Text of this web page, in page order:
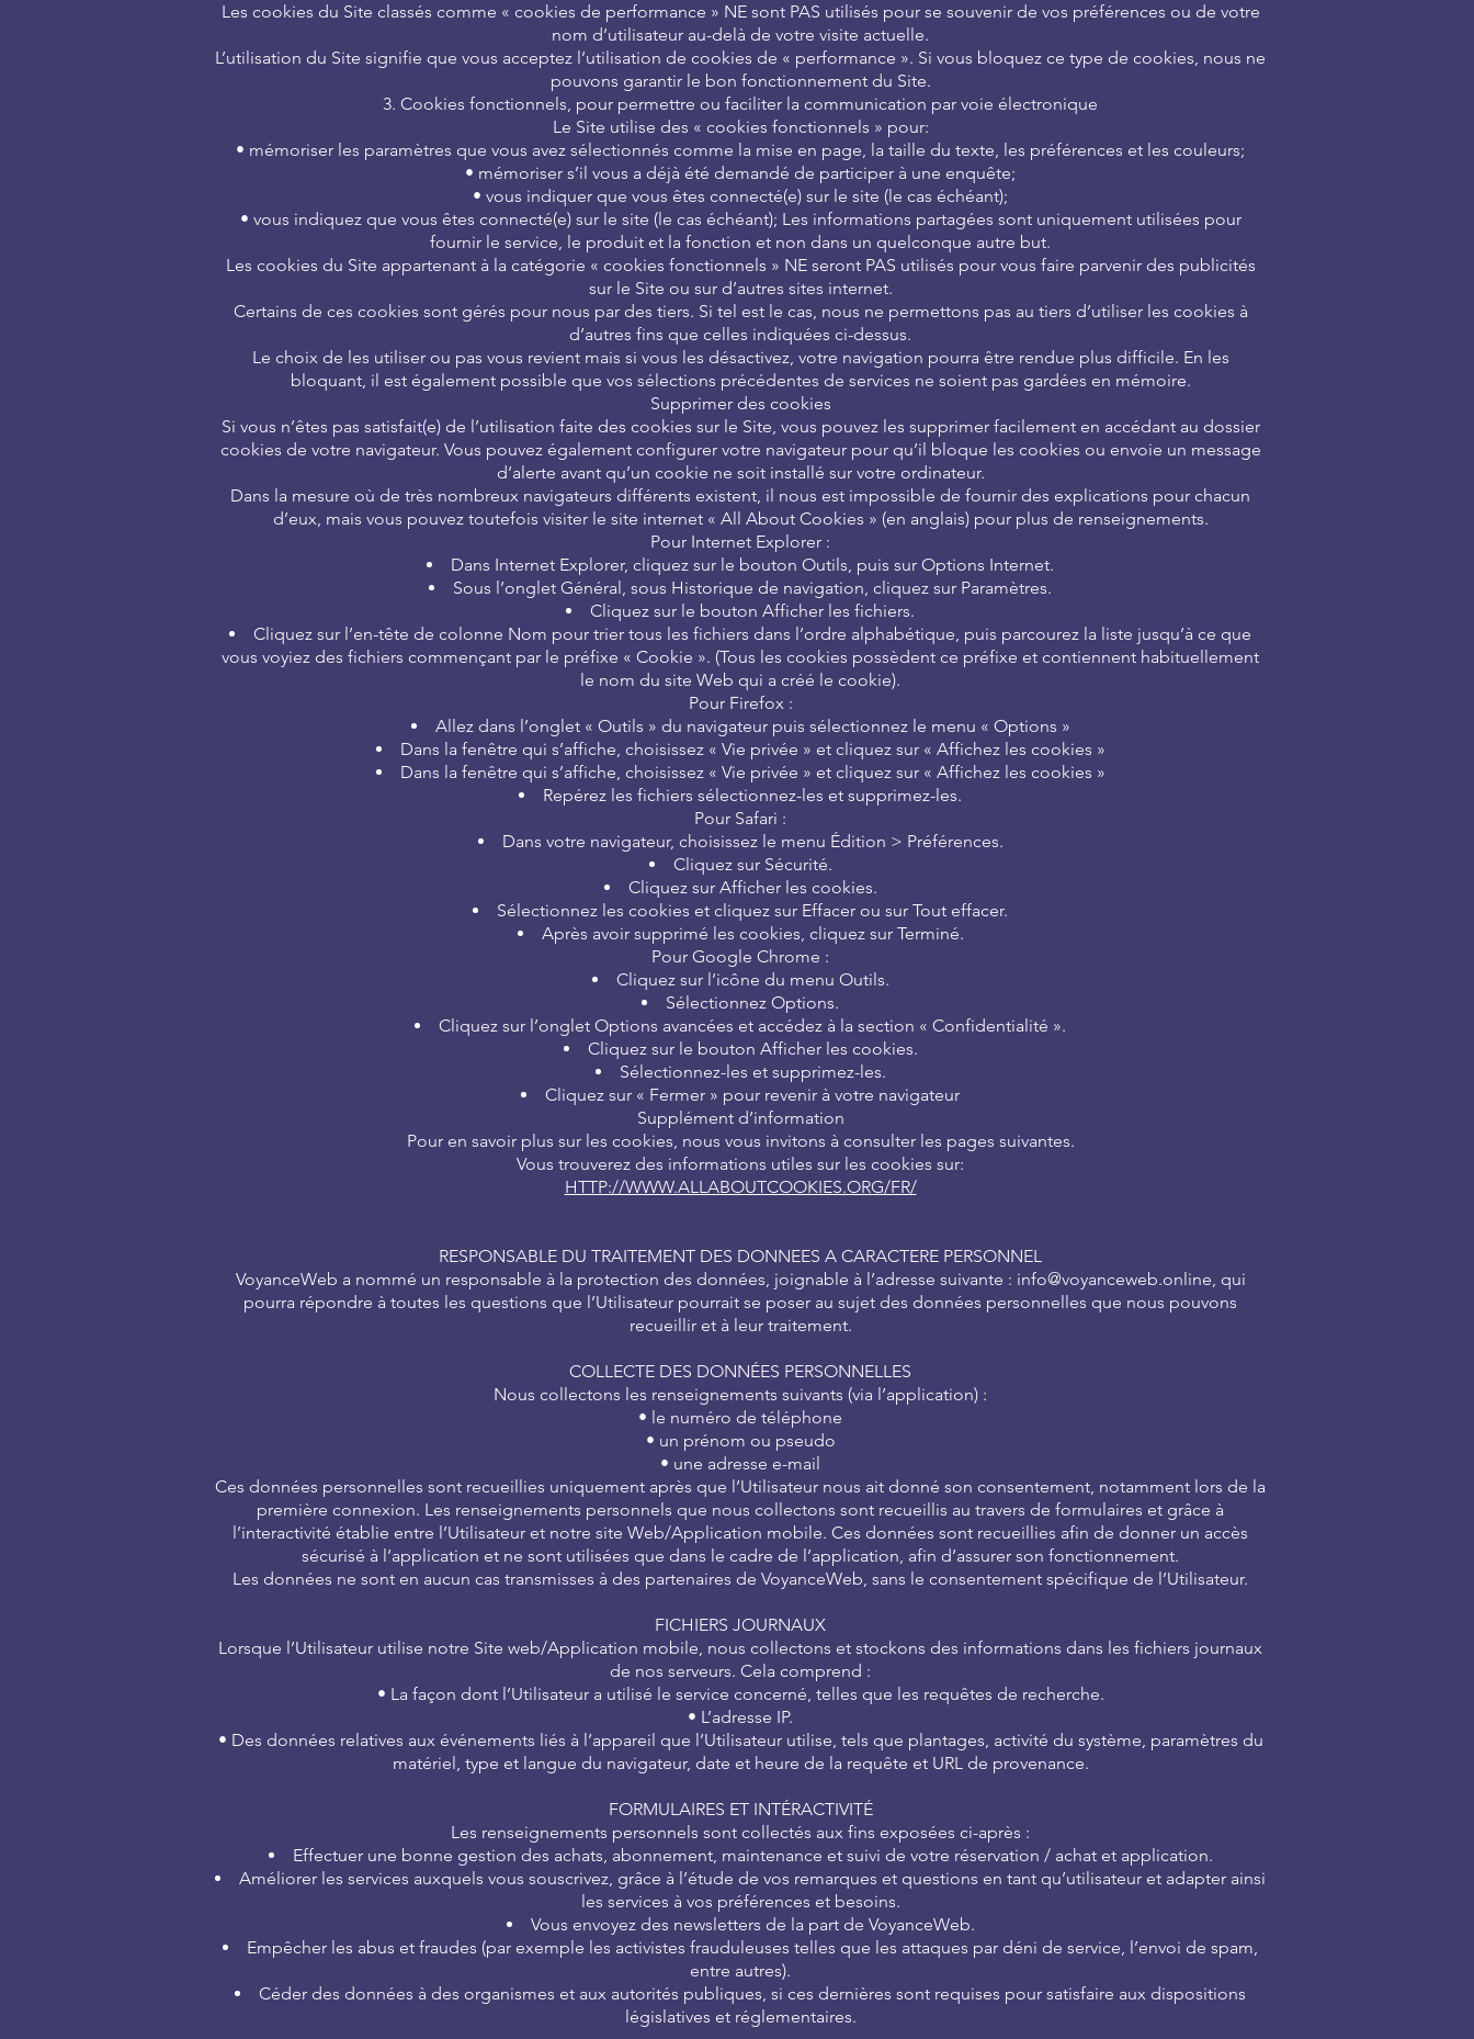
Les cookies du Site classés comme « cookies de performance » NE sont PAS utilisés pour se souvenir de vos préférences ou de votre
nom d’utilisateur au-delà de votre visite actuelle.
L’utilisation du Site signifie que vous acceptez l’utilisation de cookies de « performance ». Si vous bloquez ce type de cookies, nous ne
pouvons garantir le bon fonctionnement du Site.
3. Cookies fonctionnels, pour permettre ou faciliter la communication par voie électronique
Le Site utilise des « cookies fonctionnels » pour:
• mémoriser les paramètres que vous avez sélectionnés comme la mise en page, la taille du texte, les préférences et les couleurs;
• mémoriser s’il vous a déjà été demandé de participer à une enquête;
• vous indiquer que vous êtes connecté(e) sur le site (le cas échéant);
• vous indiquez que vous êtes connecté(e) sur le site (le cas échéant); Les informations partagées sont uniquement utilisées pour
fournir le service, le produit et la fonction et non dans un quelconque autre but.
Les cookies du Site appartenant à la catégorie « cookies fonctionnels » NE seront PAS utilisés pour vous faire parvenir des publicités
sur le Site ou sur d’autres sites internet.
Certains de ces cookies sont gérés pour nous par des tiers. Si tel est le cas, nous ne permettons pas au tiers d’utiliser les cookies à
d’autres fins que celles indiquées ci-dessus.
Le choix de les utiliser ou pas vous revient mais si vous les désactivez, votre navigation pourra être rendue plus difficile. En les
bloquant, il est également possible que vos sélections précédentes de services ne soient pas gardées en mémoire.
Supprimer des cookies
Si vous n’êtes pas satisfait(e) de l’utilisation faite des cookies sur le Site, vous pouvez les supprimer facilement en accédant au dossier
cookies de votre navigateur. Vous pouvez également configurer votre navigateur pour qu’il bloque les cookies ou envoie un message
d’alerte avant qu’un cookie ne soit installé sur votre ordinateur.
Dans la mesure où de très nombreux navigateurs différents existent, il nous est impossible de fournir des explications pour chacun
d’eux, mais vous pouvez toutefois visiter le site internet « All About Cookies » (en anglais) pour plus de renseignements.
Pour Internet Explorer :
Dans Internet Explorer, cliquez sur le bouton Outils, puis sur Options Internet.
Sous l’onglet Général, sous Historique de navigation, cliquez sur Paramètres.
Cliquez sur le bouton Afficher les fichiers.
Cliquez sur l’en-tête de colonne Nom pour trier tous les fichiers dans l’ordre alphabétique, puis parcourez la liste jusqu’à ce que
vous voyiez des fichiers commençant par le préfixe « Cookie ». (Tous les cookies possèdent ce préfixe et contiennent habituellement
le nom du site Web qui a créé le cookie).
Pour Firefox :
Allez dans l’onglet « Outils » du navigateur puis sélectionnez le menu « Options »
Dans la fenêtre qui s’affiche, choisissez « Vie privée » et cliquez sur « Affichez les cookies »
Dans la fenêtre qui s’affiche, choisissez « Vie privée » et cliquez sur « Affichez les cookies »
Repérez les fichiers sélectionnez-les et supprimez-les.
Pour Safari :
Dans votre navigateur, choisissez le menu Édition > Préférences.
Cliquez sur Sécurité.
Cliquez sur Afficher les cookies.
Sélectionnez les cookies et cliquez sur Effacer ou sur Tout effacer.
Après avoir supprimé les cookies, cliquez sur Terminé.
Pour Google Chrome :
Cliquez sur l’icône du menu Outils.
Sélectionnez Options.
Cliquez sur l’onglet Options avancées et accédez à la section « Confidentialité ».
Cliquez sur le bouton Afficher les cookies.
Sélectionnez-les et supprimez-les.
Cliquez sur « Fermer » pour revenir à votre navigateur
Supplément d’information
Pour en savoir plus sur les cookies, nous vous invitons à consulter les pages suivantes.
Vous trouverez des informations utiles sur les cookies sur:
HTTP://WWW.ALLABOUTCOOKIES.ORG/FR/
RESPONSABLE DU TRAITEMENT DES DONNEES A CARACTERE PERSONNEL
VoyanceWeb a nommé un responsable à la protection des données, joignable à l’adresse suivante : info@voyanceweb.online, qui
pourra répondre à toutes les questions que l’Utilisateur pourrait se poser au sujet des données personnelles que nous pouvons
recueillir et à leur traitement.
COLLECTE DES DONNÉES PERSONNELLES
Nous collectons les renseignements suivants (via l’application) :
• le numéro de téléphone
• un prénom ou pseudo
• une adresse e-mail
Ces données personnelles sont recueillies uniquement après que l’Utilisateur nous ait donné son consentement, notamment lors de la
première connexion. Les renseignements personnels que nous collectons sont recueillis au travers de formulaires et grâce à
l’interactivité établie entre l’Utilisateur et notre site Web/Application mobile. Ces données sont recueillies afin de donner un accès
sécurisé à l’application et ne sont utilisées que dans le cadre de l’application, afin d’assurer son fonctionnement.
Les données ne sont en aucun cas transmisses à des partenaires de VoyanceWeb, sans le consentement spécifique de l’Utilisateur.
FICHIERS JOURNAUX
Lorsque l’Utilisateur utilise notre Site web/Application mobile, nous collectons et stockons des informations dans les fichiers journaux
de nos serveurs. Cela comprend :
• La façon dont l’Utilisateur a utilisé le service concerné, telles que les requêtes de recherche.
• L’adresse IP.
• Des données relatives aux événements liés à l’appareil que l’Utilisateur utilise, tels que plantages, activité du système, paramètres du
matériel, type et langue du navigateur, date et heure de la requête et URL de provenance.
FORMULAIRES ET INTÉRACTIVITÉ
Les renseignements personnels sont collectés aux fins exposées ci-après :
Effectuer une bonne gestion des achats, abonnement, maintenance et suivi de votre réservation / achat et application.
Améliorer les services auxquels vous souscrivez, grâce à l’étude de vos remarques et questions en tant qu’utilisateur et adapter ainsi
les services à vos préférences et besoins.
Vous envoyez des newsletters de la part de VoyanceWeb.
Empêcher les abus et fraudes (par exemple les activistes frauduleuses telles que les attaques par déni de service, l’envoi de spam,
entre autres).
Céder des données à des organismes et aux autorités publiques, si ces dernières sont requises pour satisfaire aux dispositions
législatives et réglementaires.